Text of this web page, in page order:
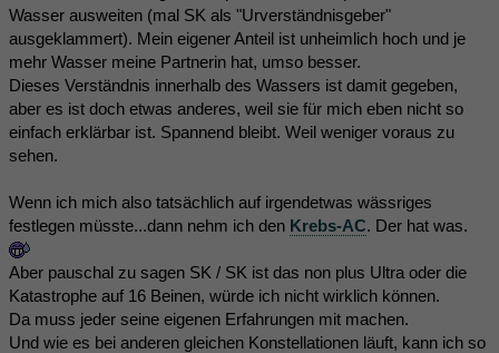
Wasser ausweiten (mal SK als "Urverständnisgeber"
ausgeklammert). Mein eigener Anteil ist unheimlich hoch und je
mehr Wasser meine Partnerin hat, umso besser.
Dieses Verständnis innerhalb des Wassers ist damit gegeben,
aber es ist doch etwas anderes, weil sie für mich eben nicht so
einfach erklärbar ist. Spannend bleibt. Weil weniger voraus zu
sehen.
Wenn ich mich also tatsächlich auf irgendetwas wässriges
festlegen müsste...dann nehm ich den Krebs-AC. Der hat was.
Aber pauschal zu sagen SK / SK ist das non plus Ultra oder die
Katastrophe auf 16 Beinen, würde ich nicht wirklich können.
Da muss jeder seine eigenen Erfahrungen mit machen.
Und wie es bei anderen gleichen Konstellationen läuft, kann ich so